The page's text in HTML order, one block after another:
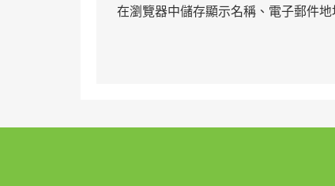
在瀏覽器中儲存顯示名稱、電子郵件